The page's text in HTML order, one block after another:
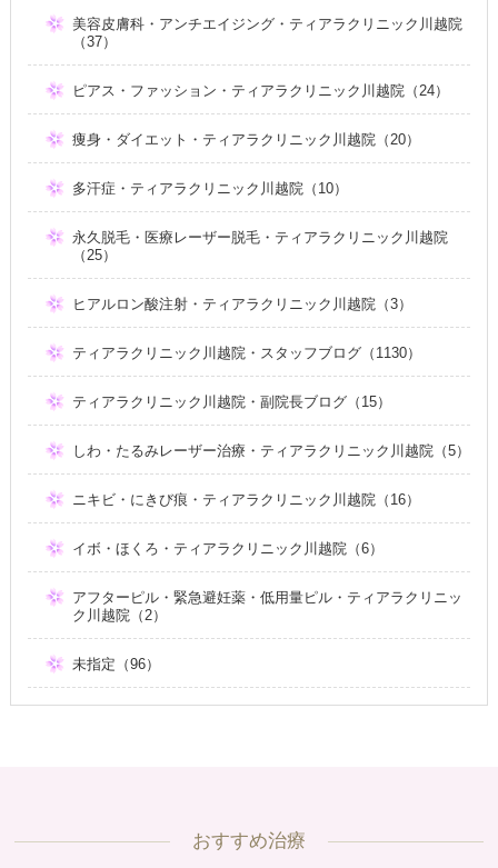
美容皮膚科・アンチエイジング・ティアラクリニック川越院
（37）
ピアス・ファッション・ティアラクリニック川越院（24）
痩身・ダイエット・ティアラクリニック川越院（20）
多汗症・ティアラクリニック川越院（10）
永久脱毛・医療レーザー脱毛・ティアラクリニック川越院
（25）
ヒアルロン酸注射・ティアラクリニック川越院（3）
ティアラクリニック川越院・スタッフブログ（1130）
ティアラクリニック川越院・副院長ブログ（15）
しわ・たるみレーザー治療・ティアラクリニック川越院（5）
ニキビ・にきび痕・ティアラクリニック川越院（16）
イボ・ほくろ・ティアラクリニック川越院（6）
アフターピル・緊急避妊薬・低用量ピル・ティアラクリニッ
ク川越院（2）
未指定（96）
おすすめ治療